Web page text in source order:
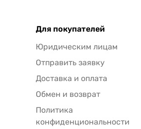
Для покупателей
Юридическим лицам
Отправить заявку
Доставка и оплата
Обмен и возврат
Политика
конфиденциональности